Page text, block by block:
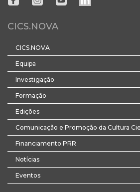
CICS.NOVA
CICS.NOVA
Equipa
Investigação
Formação
Edições
Comunicação e Promoção da Cultura
Financiamento PRR
Notícias
Eventos